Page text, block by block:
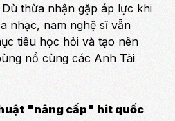
thừa nhận gặp áp lực khi
nhạc, nam nghệ sĩ vẫn
tiêu học hỏi và tạo nên
nổ cùng các Anh Tài
"nâng cấp" hit quốc